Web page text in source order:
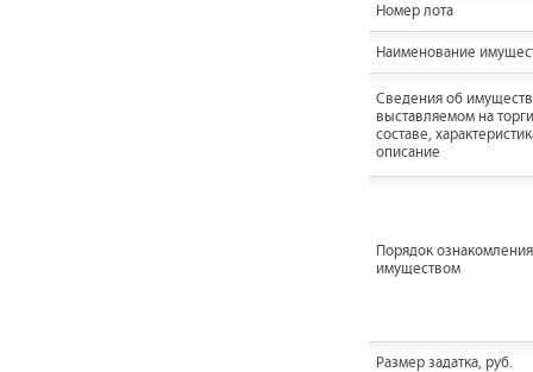
Номер лота
Наименование
Cведения об
выставляемом на
составе,
описание
Порядок
имуществом
Размер задатка, руб.